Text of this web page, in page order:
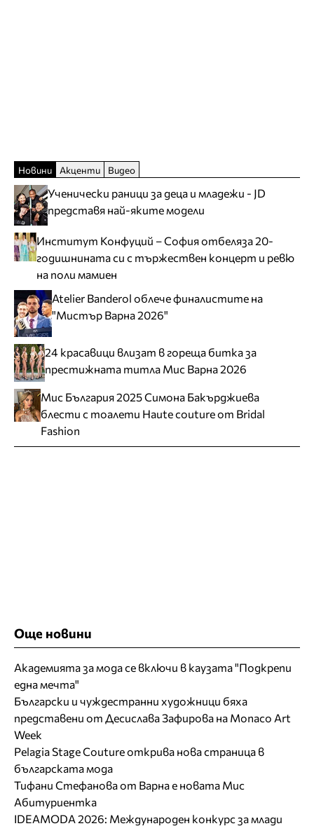
Новини Акценти Видео
Ученически раници за деца и младежи - JD
представя най-яките модели
Институт Конфуций – София отбеляза 20-
годишнината си с тържествен концерт и ревю
на поли мамиен
Atelier Banderol облече финалистите на
"Мистър Варна 2026"
24 красавици влизат в гореща битка за
престижната титла Мис Варна 2026
Мис България 2025 Симона Бакърджиева
блести с тоалети Haute couture от Bridal
Fashion
Още новини
Академията за мода се включи в каузата "Подкрепи
една мечта"
Български и чуждестранни художници бяха
представени от Десислава Зафирова на Monaco Art
Week
Pelagia Stage Couture открива нова страница в
българската мода
Тифани Стефанова от Варна е новата Мис
Абитуриентка
IDEAMODA 2026: Международен конкурс за млади